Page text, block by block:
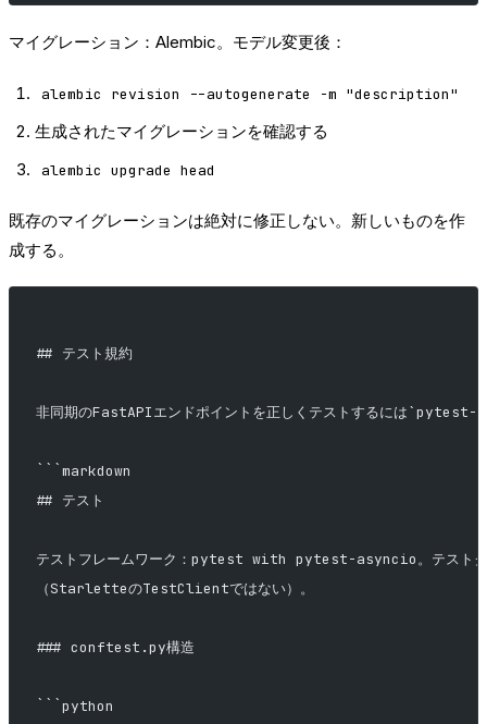
マイグレーション：Alembic。モデル変更後：
alembic revision --autogenerate -m "description"
生成されたマイグレーションを確認する
alembic upgrade head
既存のマイグレーションは絶対に修正しない。新しいものを作
成する。
## テスト規約
非同期のFastAPIエンドポイントを正しくテストするには
```markdown
## テスト
テストフレームワーク：pytest with pytest-asyncio。テスト
（StarletteのTestClientではない）。
### conftest.py構造
```python